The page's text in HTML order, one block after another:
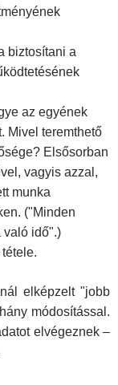
biztosítani a
az egyének
Mivel teremthető
Elsősorban
vagyis azzal,
munka
("Minden
való idő".)
elképzelt "jobb
módosítással.
elvégeznek –